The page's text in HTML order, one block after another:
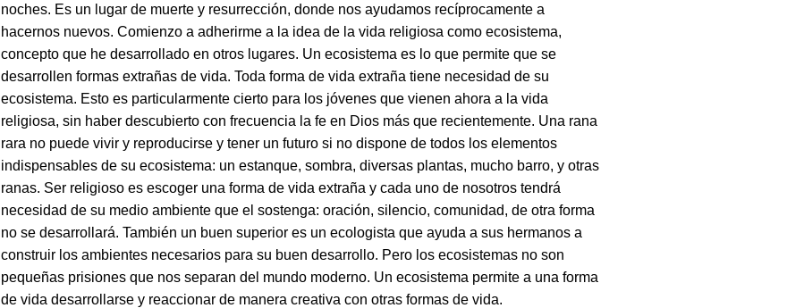
noches. Es un lugar de muerte y resurrección, donde nos ayudamos recíprocamente a
hacernos nuevos. Comienzo a adherirme a la idea de la vida religiosa como ecosistema,
concepto que he desarrollado en otros lugares. Un ecosistema es lo que permite que se
desarrollen formas extrañas de vida. Toda forma de vida extraña tiene necesidad de su
ecosistema. Esto es particularmente cierto para los jóvenes que vienen ahora a la vida
religiosa, sin haber descubierto con frecuencia la fe en Dios más que recientemente. Una rana
rara no puede vivir y reproducirse y tener un futuro si no dispone de todos los elementos
indispensables de su ecosistema: un estanque, sombra, diversas plantas, mucho barro, y otras
ranas. Ser religioso es escoger una forma de vida extraña y cada uno de nosotros tendrá
necesidad de su medio ambiente que el sostenga: oración, silencio, comunidad, de otra forma
no se desarrollará. También un buen superior es un ecologista que ayuda a sus hermanos a
construir los ambientes necesarios para su buen desarrollo. Pero los ecosistemas no son
pequeñas prisiones que nos separan del mundo moderno. Un ecosistema permite a una forma
de vida desarrollarse y reaccionar de manera creativa con otras formas de vida.